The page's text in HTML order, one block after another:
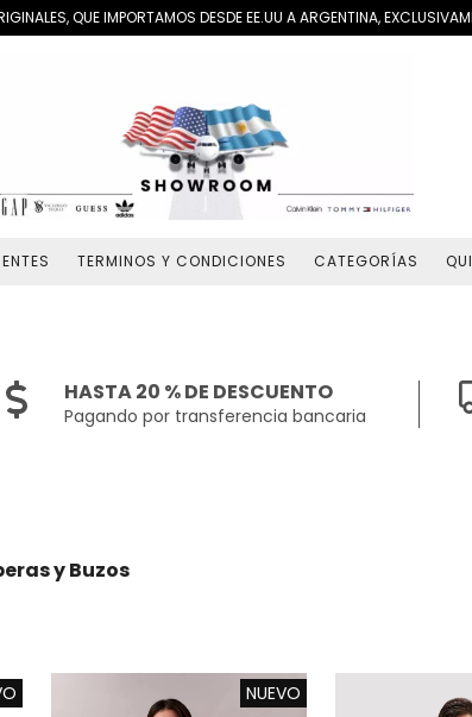
QUE IMPORTAMOS DESDE EE.UU A ARGENTINA,
TERMINOS Y CONDICIONES CATEGORÍAS
HASTA 20 % DE DESCUENTO
Pagando por transferencia bancaria
y Buzos
NUEVO